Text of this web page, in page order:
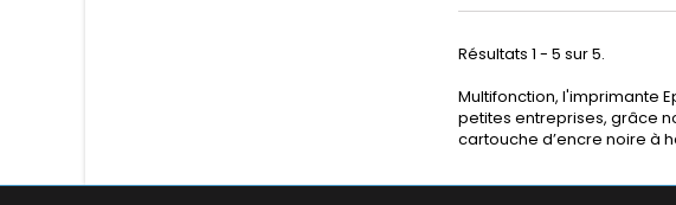
Résultats 1 - 5 sur 5.
Multifonction, l'imprimante
petites entreprises, grâce
cartouche d’encre noire à